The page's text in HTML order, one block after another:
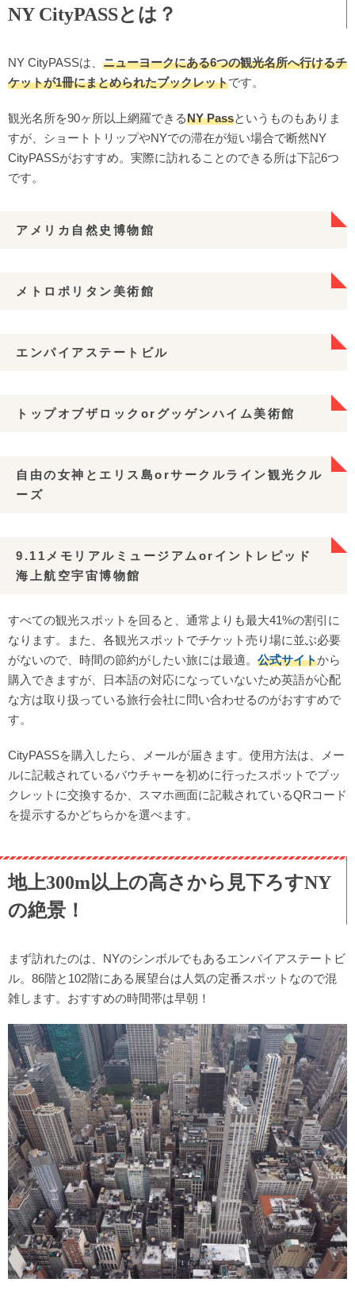
NY CityPASSとは？
NY CityPASSは、 ニューヨークにある6つの観光名所へ行けるチ
ケットが1冊にまとめられたブックレットです。
観光名所を90ヶ所以上網羅できるNY Passというものもありま
すが、ショートトリップやNYでの滞在が短い場合で断然NY
CityPASSがおすすめ。実際に訪れることのできる所は下記6つ
です。
アメリカ自然史博物館
メトロポリタン美術館
エンパイアステートビル
トップオブザロックorグッゲンハイム美術館
自由の女神とエリス島orサークルライン観光クル
ーズ
9.11メモリアルミュージアムorイントレピッド
海上航空宇宙博物館
すべての観光スポットを回ると、通常よりも最大41%の割引に
なります。また、各観光スポットでチケット売り場に並ぶ必要
がないので、時間の節約がしたい旅には最適。 公式サイトから
購入できますが、日本語の対応になっていないため英語が心配
な方は取り扱っている旅行会社に問い合わせるのがおすすめで
す。
CityPASSを購入したら、メールが届きます。使用方法は、メー
ルに記載されているバウチャーを初めに行ったスポットでブッ
クレットに交換するか、スマホ画面に記載されているQRコード
を提示するかどちらかを選べます。
地上300m以上の高さから見下ろすNY
の絶景！
まず訪れたのは、NYのシンボルでもあるエンパイアステートビ
ル。86階と102階にある展望台は人気の定番スポットなので混
雑します。おすすめの時間帯は早朝！